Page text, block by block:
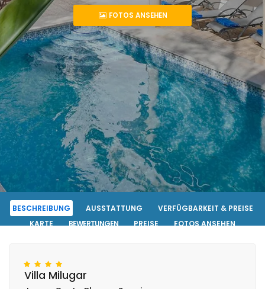
FOTOS ANSEHEN
BESCHREIBUNG AUSSTATTUNG
VERFÜGBARKEIT & PREISE
KARTE
BEWERTUNGEN PREISE
FOTOS ANSEHEN
Villa Milugar